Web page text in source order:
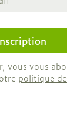
vous vous
politique